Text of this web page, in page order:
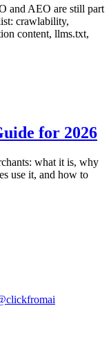
and AEO are still part
crawlability,
content, llms.txt,
for 2026
what it is, why
use it, and how to